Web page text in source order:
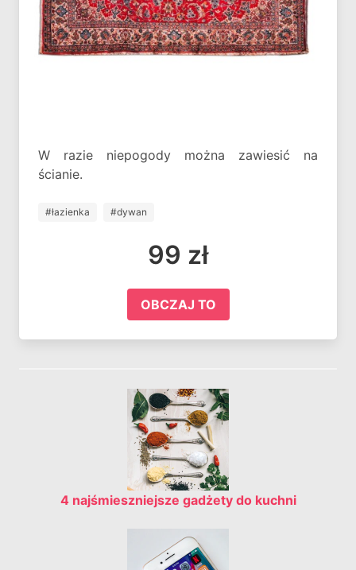
W razie niepogody można zawiesić na
ścianie.
#łazienka #dywan
99 zł
OBCZAJ TO
4 najśmieszniejsze gadżety do kuchni